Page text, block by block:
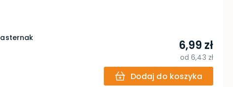
6,99 zł
od6,43 zł
Dodaj do koszyka